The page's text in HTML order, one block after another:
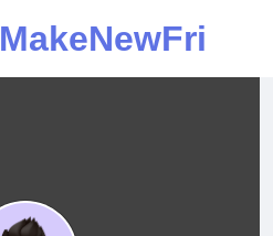
MakeNewFri